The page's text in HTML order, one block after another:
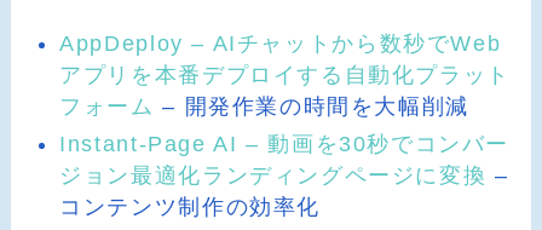
AppDeploy – AIチャットから数秒でWeb
アプリを本番デプロイする自動化プラット
フォーム – 開発作業の時間を大幅削減
Instant-Page AI – 動画を30秒でコンバー
ジョン最適化ランディングページに変換 –
コンテンツ制作の効率化